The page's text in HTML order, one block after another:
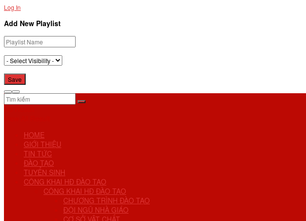
Log In
Add New Playlist
HOME
GIỚI THIỆU
TIN TỨC
ĐÀO TẠO
TUYỂN SINH
CÔNG KHAI HĐ ĐÀO TẠO
CÔNG KHAI HĐ ĐÀO TẠO
CHƯƠNG TRÌNH ĐÀO TẠO
ĐỘI NGŨ NHÀ GIÁO